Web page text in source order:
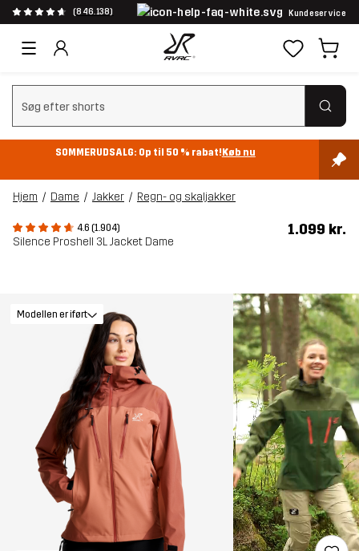
(846.138) Kundeservice
Ryd søgning
SOMMERUDSALG: Op til 50 % rabat!Køb nu
Hjem Dame Jakker Regn- og skaljakker
4.6 (1.904)
Silence Proshell 3L Jacket Dame
1.099 kr.
Modellen er iført